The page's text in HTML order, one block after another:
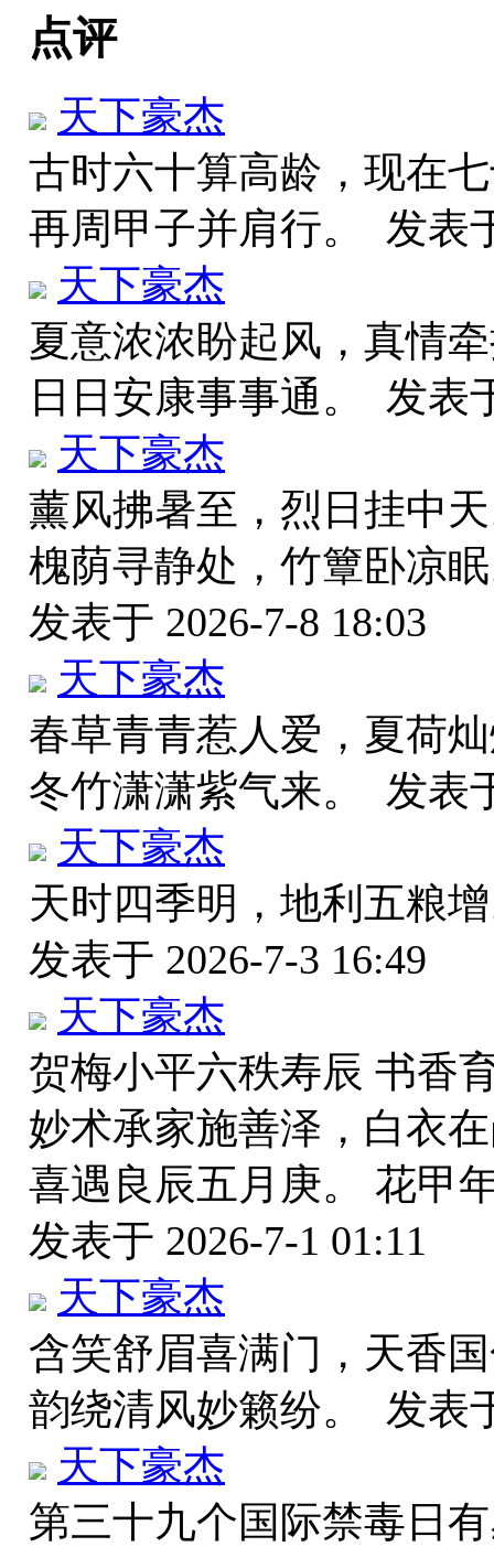
点评
天下豪杰
古时六十算高龄，现在
再周甲子并肩行。 发表
天下豪杰
夏意浓浓盼起风，真情
日日安康事事通。 发表
天下豪杰
薰风拂暑至，烈日挂中
槐荫寻静处，竹簟卧凉
发表于 2026-7-8 18:03
天下豪杰
春草青青惹人爱，夏荷
冬竹潇潇紫气来。 发表
天下豪杰
天时四季明，地利五粮
发表于 2026-7-3 16:49
天下豪杰
贺梅小平六秩寿辰 书香
妙术承家施善泽，白衣
喜遇良辰五月庚。 花甲
发表于 2026-7-1 01:11
天下豪杰
含笑舒眉喜满门，天香
韵绕清风妙籁纷。 发表
天下豪杰
第三十九个国际禁毒日